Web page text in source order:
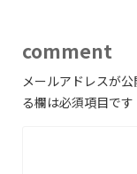
comment
メールアドレスが公
る欄は必須項目です